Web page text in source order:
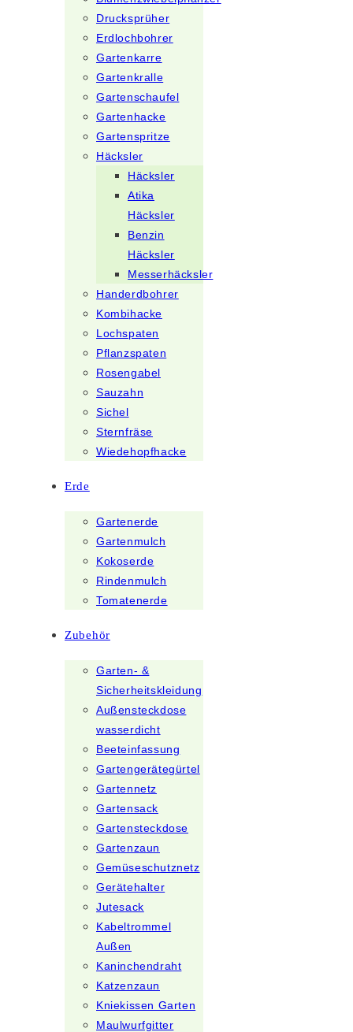
Drucksprüher
Erdlochbohrer
Gartenkarre
Gartenkralle
Gartenschaufel
Gartenhacke
Gartenspritze
Häcksler
Häcksler
Atika
Häcksler
Benzin
Häcksler
Messerhäcksler
Handerdbohrer
Kombihacke
Lochspaten
Pflanzspaten
Rosengabel
Sauzahn
Sichel
Sternfräse
Wiedehopfhacke
Erde
Gartenerde
Gartenmulch
Kokoserde
Rindenmulch
Tomatenerde
Zubehör
Garten- &
Sicherheitskleidung
Außensteckdose
wasserdicht
Beeteinfassung
Gartengerätegürtel
Gartennetz
Gartensack
Gartensteckdose
Gartenzaun
Gemüseschutznetz
Gerätehalter
Jutesack
Kabeltrommel
Außen
Kaninchendraht
Katzenzaun
Kniekissen Garten
Maulwurfgitter